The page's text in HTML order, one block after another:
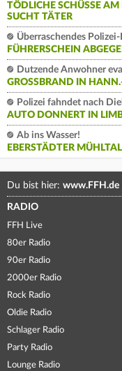
TÖDLICHE SCHÜSSE
SUCHT TÄTER
Überraschendes
FÜHRERSCHEIN
Dutzende Anwohner
GROSSBRAND IN
Polizei fahndet nach
AUTO DONNERT IN
Ab ins Wasser!
EBERSTÄDTER
Du bist hier: www.FFH.de
RADIO
FFH Live
80er Radio
90er Radio
2000er Radio
Rock Radio
Oldie Radio
Schlager Radio
Party Radio
Lounge Radio